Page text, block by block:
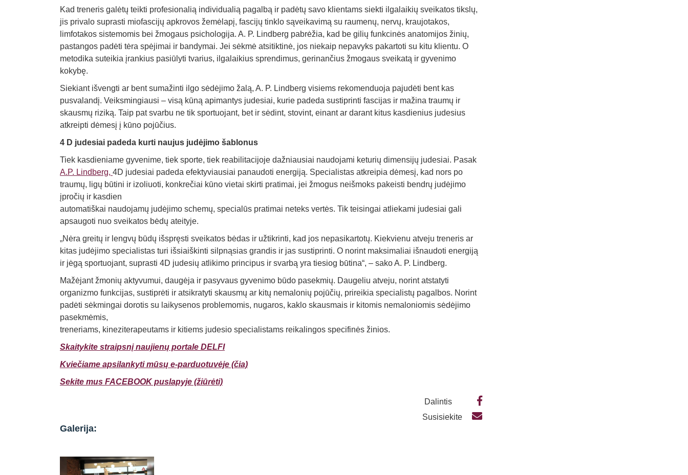
Kad treneris galėtų teikti profesionalią individualią pagalbą ir padėtų savo klientams siekti ilgalaikių sveikatos tikslų,
jis privalo suprasti miofascijų apkrovos žemėlapį, fascijų tinklo sąveikavimą su raumenų, nervų, kraujotakos,
limfotakos sistemomis bei žmogaus psichologija. A. P. Lindberg pabrėžia, kad be gilių funkcinės anatomijos žinių,
pastangos padėti tėra spėjimai ir bandymai. Jei sėkmė atsitiktinė, jos niekaip nepavyks pakartoti su kitu klientu. O
metodika suteikia įrankius pasiūlyti tvarius, ilgalaikius sprendimus, gerinančius žmogaus sveikatą ir gyvenimo
kokybę.
Siekiant išvengti ar bent sumažinti ilgo sėdėjimo žalą, A. P. Lindberg visiems rekomenduoja pajudėti bent kas
pusvalandį. Veiksmingiausi – visą kūną apimantys judesiai, kurie padeda sustiprinti fascijas ir mažina traumų ir
skausmų riziką. Taip pat svarbu ne tik sportuojant, bet ir sėdint, stovint, einant ar darant kitus kasdienius judesius
atkreipti dėmesį į kūno pojūčius.
4 D judesiai padeda kurti naujus judėjimo šablonus
Tiek kasdieniame gyvenime, tiek sporte, tiek reabilitacijoje dažniausiai naudojami keturių dimensijų judesiai. Pasak
A.P. Lindberg, 4D judesiai padeda efektyviausiai panaudoti energiją. Specialistas atkreipia dėmesį, kad nors po
traumų, ligų būtini ir izoliuoti, konkrečiai kūno vietai skirti pratimai, jei žmogus neišmoks pakeisti bendrų judėjimo
įpročių ir kasdien
automatiškai naudojamų judėjimo schemų, specialūs pratimai neteks vertės. Tik teisingai atliekami judesiai gali
apsaugoti nuo sveikatos bėdų ateityje.
„Nėra greitų ir lengvų būdų išspręsti sveikatos bėdas ir užtikrinti, kad jos nepasikartotų. Kiekvienu atveju treneris ar
kitas judėjimo specialistas turi išsiaiškinti silpnąsias grandis ir jas sustiprinti. O norint maksimaliai išnaudoti energiją
ir jėgą sportuojant, suprasti 4D judesių atlikimo principus ir svarbą yra tiesiog būtina“, – sako A. P. Lindberg.
Mažėjant žmonių aktyvumui, daugėja ir pasyvaus gyvenimo būdo pasekmių. Daugeliu atveju, norint atstatyti
organizmo funkcijas, sustiprėti ir atsikratyti skausmų ar kitų nemalonių pojūčių, prireikia specialistų pagalbos. Norint
padėti sėkmingai dorotis su laikysenos problemomis, nugaros, kaklo skausmais ir kitomis nemaloniomis sėdėjimo
pasekmėmis,
treneriams, kineziterapeutams ir kitiems judesio specialistams reikalingos specifinės žinios.
Skaitykite straipsnį naujienų portale DELFI
Kviečiame apsilankyti mūsų e-parduotuvėje (čia)
Sekite mus FACEBOOK puslapyje (žiūrėti)
Dalintis
Susisiekite
Galerija: